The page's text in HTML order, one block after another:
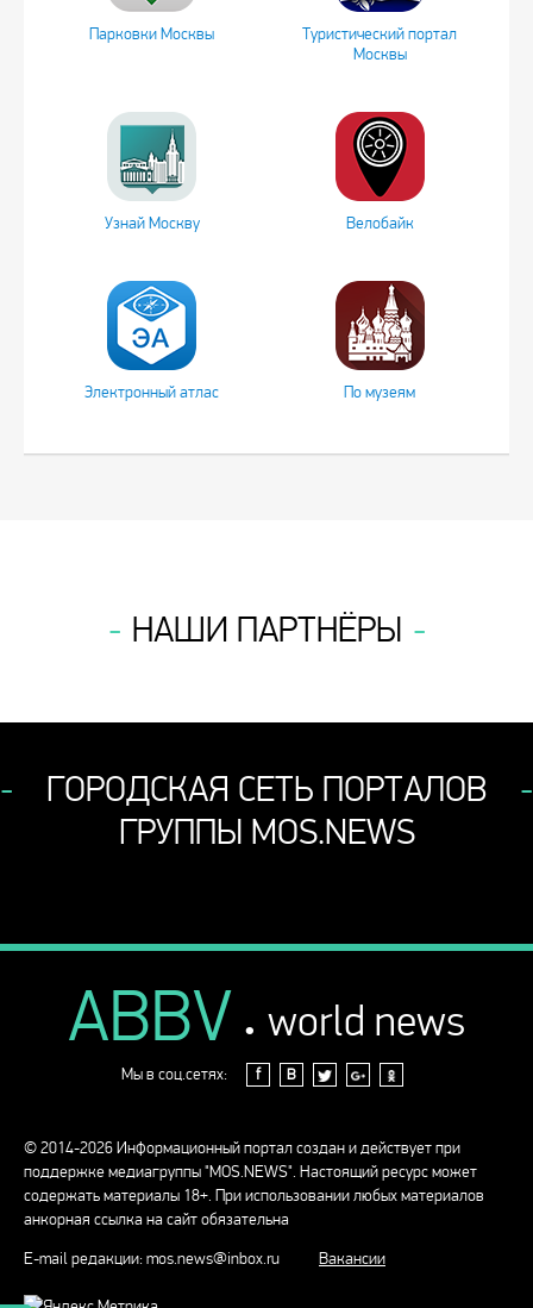
Парковки Москвы
Туристический портал
Москвы
Узнай Москву Велобайк
Электронный атлас По музеям
НАШИ ПАРТНЁРЫ
ГОРОДСКАЯ СЕТЬ ПОРТАЛОВ
ГРУППЫ MOS.NEWS
ABBV . world news
Мы в соц.сетях: f В
© 2014-2026 Информационный портал создан и действует при
поддержке медиагруппы "MOS.NEWS". Настоящий ресурс может
содержать материалы 18+. При использовании любых материалов
анкорная ссылка на сайт обязательна
E-mail редакции:mos.news@inbox.ru Вакансии